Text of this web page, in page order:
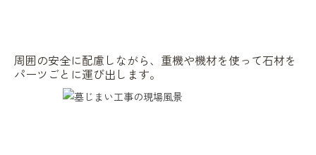
周囲の安全に配慮しながら、重機や機材を使って石材を
パーツごとに運び出します。